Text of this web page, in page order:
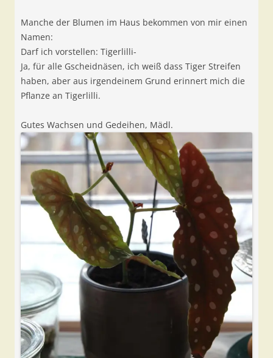
Manche der Blumen im Haus bekommen von mir einen
Namen:
Darf ich vorstellen: Tigerlilli-
Ja, für alle Gscheidnäsen, ich weiß dass Tiger Streifen
haben, aber aus irgendeinem Grund erinnert mich die
Pflanze an Tigerlilli.
Gutes Wachsen und Gedeihen, Mädl.